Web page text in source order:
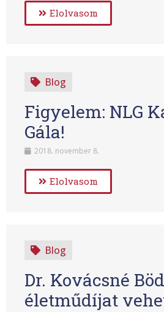
Elolvasom
Blog
Figyelem: NLG
Gála!
2018. november 8.
Elolvasom
Blog
Dr. Kovácsné
életműdíjat